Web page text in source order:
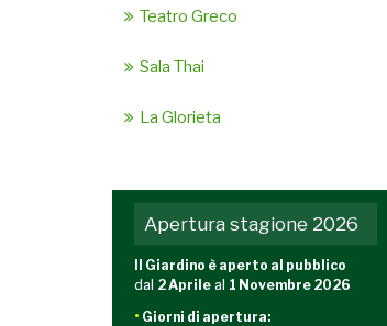
Teatro Greco
Sala Thai
La Glorieta
Apertura stagione 2026
Il Giardino è aperto al pubblico
dal 2 Aprile al 1 Novembre 2026
• Giorni di apertura: